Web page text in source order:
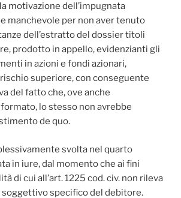
motivazione dell’impugnata
manchevole per non aver tenuto
dell’estratto del dossier titoli
prodotto in appello, evidenzianti gli
in azioni e fondi azionari,
superiore, con conseguente
del fatto che, ove anche
lo stesso non avrebbe
de quo.
svolta nel quarto
in iure, dal momento che ai fini
di cui all’art. 1225 cod. civ. non rileva
soggettivo specifico del debitore.